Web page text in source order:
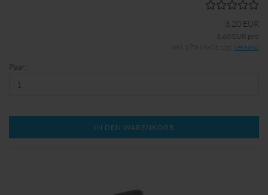
3,20 EUR
1,60 EUR pro
inkl. 19% MwSt. zzgl. Versand
Paar:
IN DEN WARENKORB